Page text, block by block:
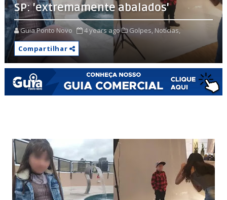
SP: 'extremamente abalados'
Guia Ponto Novo 4 years ago Golpes,Notícias,
Compartilhar